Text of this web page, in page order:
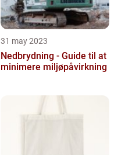
31 may 2023
Nedbrydning - Guide til at
minimere miljøpåvirkning